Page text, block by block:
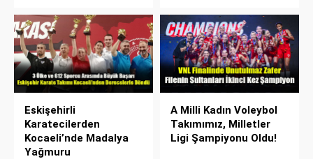
Eskişehirli
Karatecilerden
Kocaeli’nde Madalya
Yağmuru
A Milli Kadın Voleybol
Takımımız, Milletler
Ligi Şampiyonu Oldu!